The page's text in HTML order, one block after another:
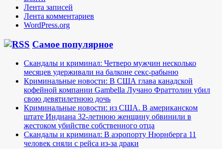
Лента записей
Лента комментариев
WordPress.org
Самое популярное
Скандалы и криминал: Четверо мужчин несколько
месяцев удерживали на балконе секс-рабыню
Криминальные новости: В США глава канадской
кофейной компании Gambella Лучано Фраттолин убил
свою девятилетнюю дочь
Криминальные новости: из США. В американском
штате Индиана 32-летнюю женщину обвинили в
жестоком убийстве собственного отца
Скандалы и криминал: В аэропорту Нюрнберга 11
человек сняли с рейса из-за драки